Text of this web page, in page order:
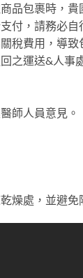
品包裹時，貴
付，請務必
稅費用，導致
之運送&人事
師人員意見。
燥處，並避免